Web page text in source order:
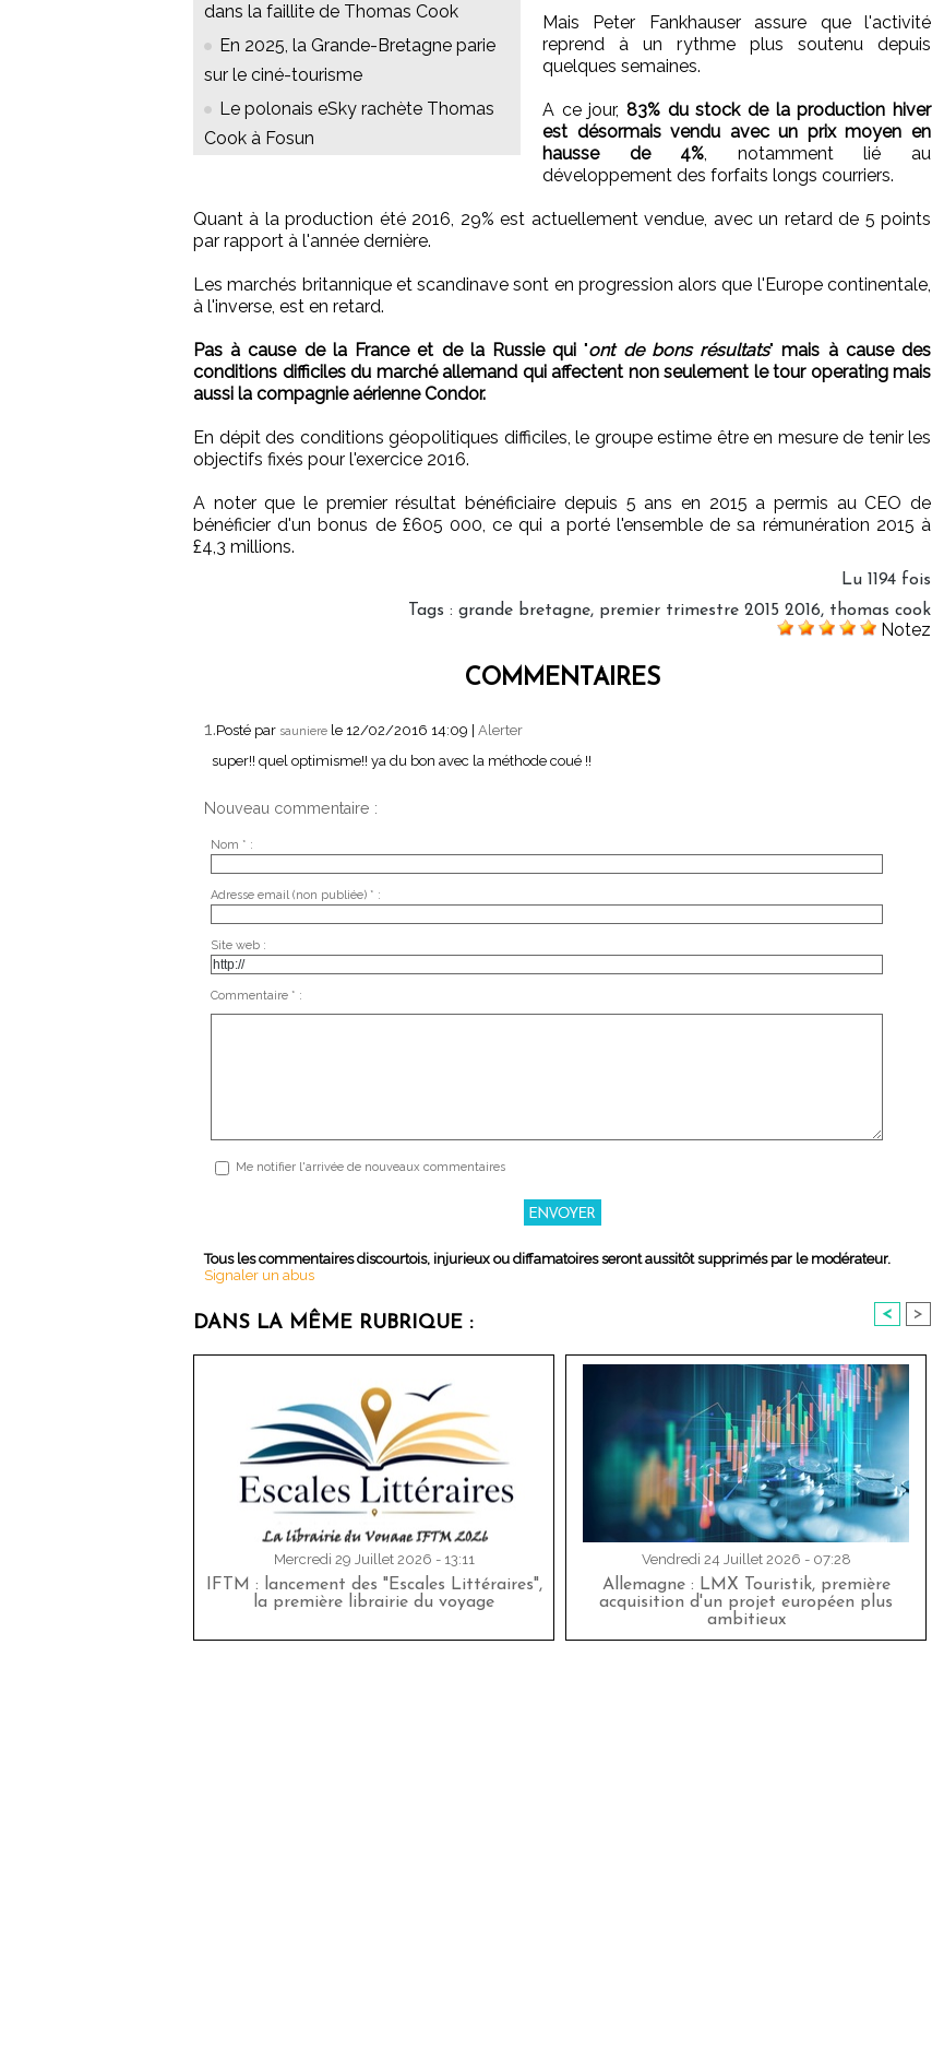
dans la faillite de Thomas Cook
En 2025, la Grande-Bretagne parie
sur le ciné-tourisme
Le polonais eSky rachète Thomas
Cook à Fosun
Mais Peter Fankhauser assure que l'activité
reprend à un rythme plus soutenu depuis
quelques semaines.
A ce jour, 83% du stock de la production hiver
est désormais vendu avec un prix moyen en
hausse de 4%, notamment lié au
développement des forfaits longs courriers.
Quant à la production été 2016, 29% est actuellement vendue, avec un retard de 5 points
par rapport à l'année dernière.
Les marchés britannique et scandinave sont en progression alors que l'Europe continentale,
à l'inverse, est en retard.
Pas à cause de la France et de la Russie qui "ont de bons résultats"mais à cause des
conditions difficiles du marché allemand qui affectent non seulement le tour operating mais
aussi la compagnie aérienne Condor.
En dépit des conditions géopolitiques difficiles, le groupe estime être en mesure de tenir les
objectifs fixés pour l'exercice 2016.
A noter que le premier résultat bénéficiaire depuis 5 ans en 2015 a permis au CEO de
bénéficier d'un bonus de £605 000, ce qui a porté l'ensemble de sa rémunération 2015 à
£4,3 millions.
Lu 1194 fois
Tags : grande bretagne, premier trimestre 2015 2016, thomas cook
Notez
COMMENTAIRES
1.Posté par sauniere le 12/02/2016 14:09
Alerter
super!! quel optimisme!! ya du bon avec la méthode coué !!
Nouveau commentaire :
Nom * :
Adresse email (non publiée) * :
Site web :
Commentaire * :
Me notifier l'arrivée de nouveaux commentaires
Tous les commentaires discourtois, injurieux ou diffamatoires seront aussitôt supprimés par le modérateur.
Signaler un abus
DANS LA MÊME RUBRIQUE : < >
Mercredi 29 Juillet 2026 - 13:11
IFTM : lancement des "Escales Littéraires",
la première librairie du voyage
Vendredi 24 Juillet 2026 - 07:28
Allemagne : LMX Touristik, première
acquisition d'un projet européen plus
ambitieux